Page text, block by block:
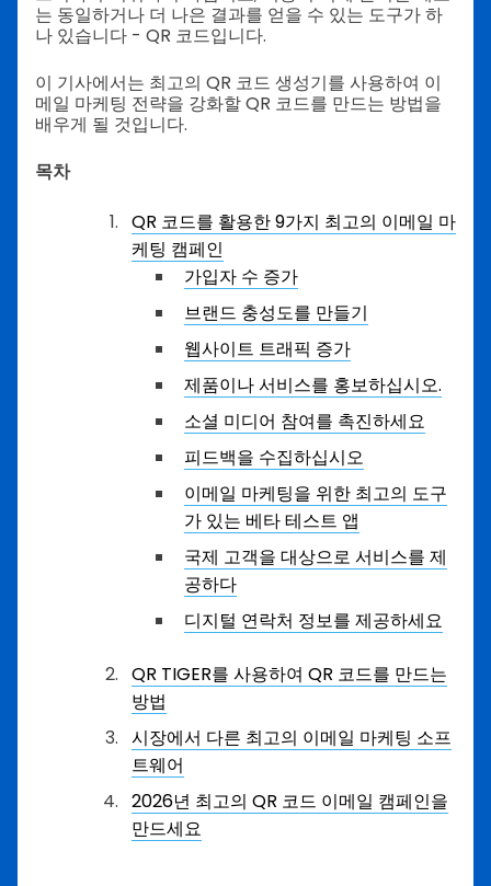
는 동일하거나 더 나은 결과를 얻을 수 있는 도구가 하
나 있습니다 - QR 코드입니다.
이 기사에서는 최고의 QR 코드 생성기를 사용하여 이
메일 마케팅 전략을 강화할 QR 코드를 만드는 방법을
배우게 될 것입니다.
목차
QR 코드를 활용한 9가지 최고의 이메일 마
케팅 캠페인
가입자 수 증가
브랜드 충성도를 만들기
웹사이트 트래픽 증가
제품이나 서비스를 홍보하십시오.
소셜 미디어 참여를 촉진하세요
피드백을 수집하십시오
이메일 마케팅을 위한 최고의 도구
가 있는 베타 테스트 앱
국제 고객을 대상으로 서비스를 제
공하다
디지털 연락처 정보를 제공하세요
QR TIGER를 사용하여 QR 코드를 만드는
방법
시장에서 다른 최고의 이메일 마케팅 소프
트웨어
2026년 최고의 QR 코드 이메일 캠페인을
만드세요